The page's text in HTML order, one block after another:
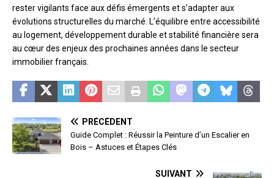
rester vigilants face aux défis émergents et s’adapter aux
évolutions structurelles du marché. L’équilibre entre accessibilité
au logement, développement durable et stabilité financière sera
au cœur des enjeux des prochaines années dans le secteur
immobilier français.
PRÉCÉDENT
Guide Complet : Réussir la Peinture d’un Escalier en
Bois – Astuces et Étapes Clés
SUIVANT